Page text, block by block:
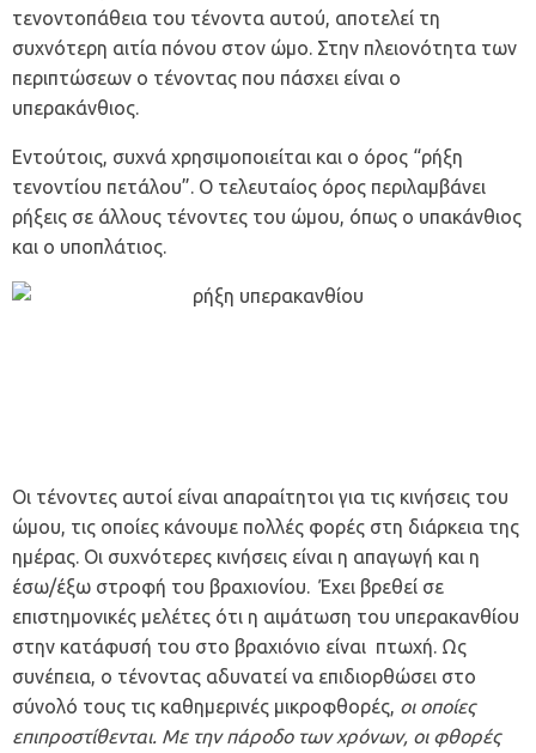
τενοντοπάθεια του τένοντα αυτού, αποτελεί τη
συχνότερη αιτία πόνου στον ώμο. Στην πλειονότητα των
περιπτώσεων ο τένοντας που πάσχει είναι ο
υπερακάνθιος.
Εντούτοις, συχνά χρησιμοποιείται και ο όρος “ρήξη
τενοντίου πετάλου”. Ο τελευταίος όρος περιλαμβάνει
ρήξεις σε άλλους τένοντες του ώμου, όπως ο υπακάνθιος
και ο υποπλάτιος.
Οι τένοντες αυτοί είναι απαραίτητοι για τις κινήσεις του
ώμου, τις οποίες κάνουμε πολλές φορές στη διάρκεια της
ημέρας. Οι συχνότερες κινήσεις είναι η απαγωγή και η
έσω/έξω στροφή του βραχιονίου. Έχει βρεθεί σε
επιστημονικές μελέτες ότι η αιμάτωση του υπερακανθίου
στην κατάφυσή του στο βραχιόνιο είναι πτωχή. Ως
συνέπεια, ο τένοντας αδυνατεί να επιδιορθώσει στο
σύνολό τους τις καθημερινές μικροφθορές, οι οποίες
επιπροστίθενται. Με την πάροδο των χρόνων, οι φθορές